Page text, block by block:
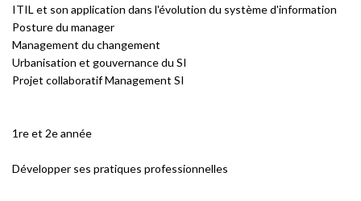
ITIL et son application dans l'évolution du système d'information
Posture du manager
Management du changement
Urbanisation et gouvernance du SI
Projet collaboratif Management SI
1re et 2e année
Développer ses pratiques professionnelles